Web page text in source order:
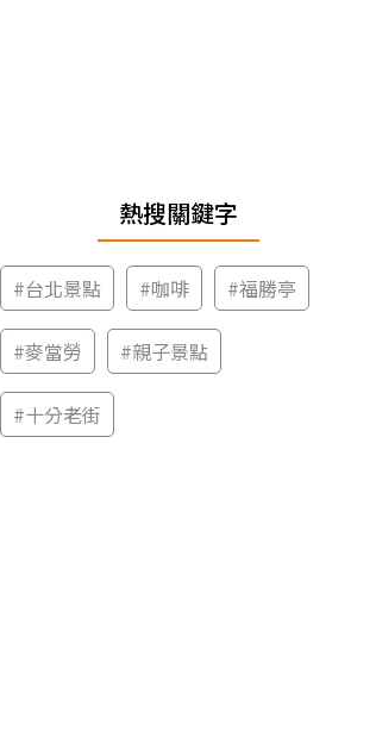
熱搜關鍵字
#台北景點 #咖啡 #福勝亭
#麥當勞 #親子景點
#十分老街